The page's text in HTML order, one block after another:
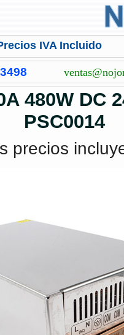
IVA Incluido
480W DC
PSC0014
precios